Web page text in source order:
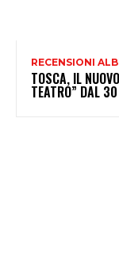
RECENSIONI
TOSCA, IL
TEATRO” DAL